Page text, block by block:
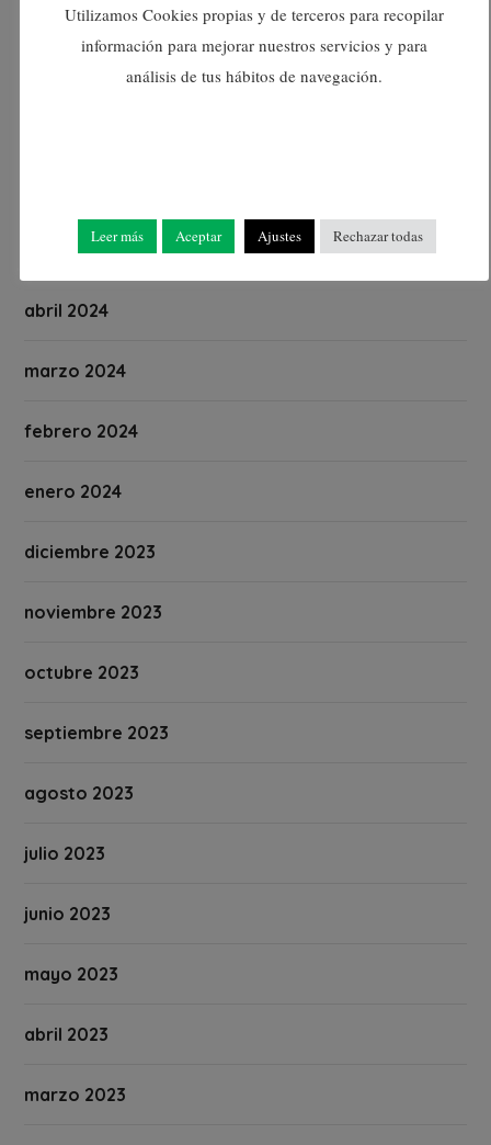
septiembre 2024
mayo 2024
abril 2024
marzo 2024
febrero 2024
enero 2024
diciembre 2023
noviembre 2023
octubre 2023
septiembre 2023
agosto 2023
julio 2023
junio 2023
mayo 2023
abril 2023
marzo 2023
Utilizamos Cookies propias y de terceros para recopilar
información para mejorar nuestros servicios y para
análisis de tus hábitos de navegación.
Leer más Aceptar Ajustes Rechazar todas